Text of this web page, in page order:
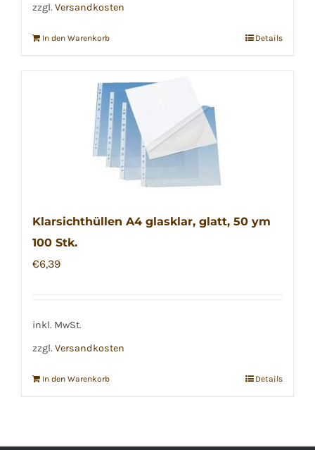
zzgl. Versandkosten
In den Warenkorb Details
Klarsichthüllen A4 glasklar, glatt, 50 ym
100 Stk.
€6,39
inkl. MwSt.
zzgl. Versandkosten
In den Warenkorb Details